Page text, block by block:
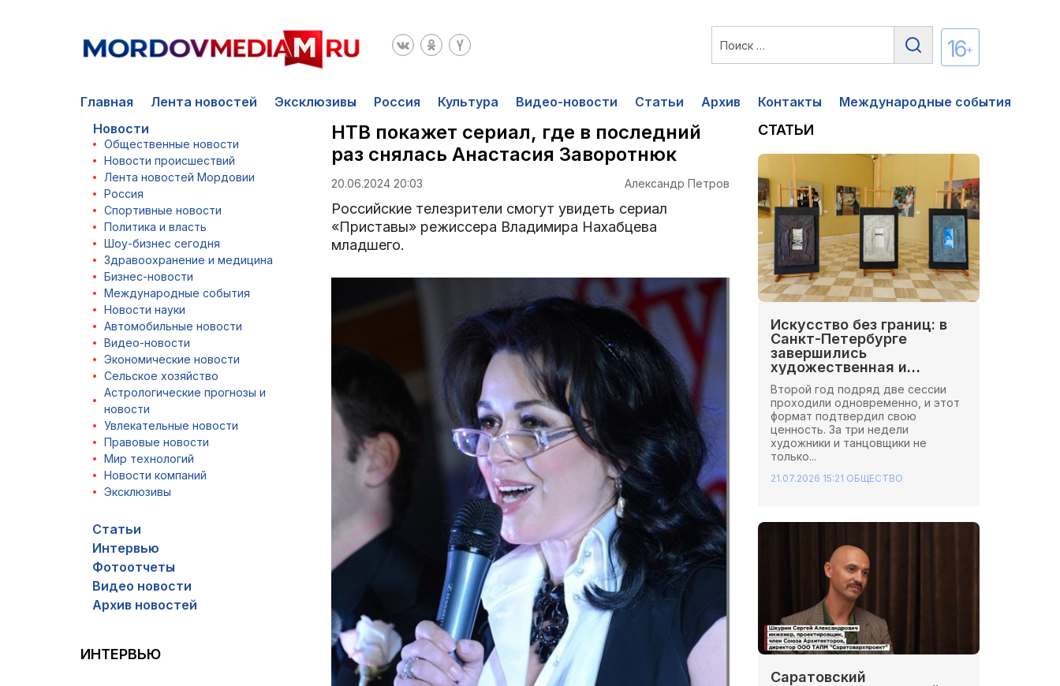
16+
Главная Лента новостей Эксклюзивы Россия Культура Видео-новости Статьи Архив Контакты
Международные события
Новости
Общественные новости
Новости происшествий
Лента новостей Мордовии
Россия
Спортивные новости
Политика и власть
Шоу-бизнес сегодня
Здравоохранение и медицина
Бизнес-новости
Международные события
Новости науки
Автомобильные новости
Видео-новости
Экономические новости
Сельское хозяйство
Астрологические прогнозы и
новости
Увлекательные новости
Правовые новости
Мир технологий
Новости компаний
Эксклюзивы
Статьи
Интервью
Фотоотчеты
Видео новости
Архив новостей
ИНТЕРВЬЮ
НТВ покажет сериал, где в последний
раз снялась Анастасия Заворотнюк
20.06.2024 20:03 Александр Петров
Российские телезрители смогут увидеть сериал
«Приставы» режиссера Владимира Нахабцева
младшего.
СТАТЬИ
Искусство без границ: в
Санкт-Петербурге
завершились
художественная и
хореографическая сессии
Школы Иннопрактики.
Второй год подряд две сессии
проходили одновременно, и этот
формат подтвердил свою
ценность. За три недели
художники и танцовщики не
только...
21.07.2026 15:21 ОБЩЕСТВО
Саратовский